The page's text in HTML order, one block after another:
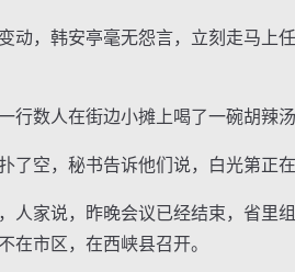
，韩安亭毫无怨言，立刻走马上任
数人在街边小摊上喝了一碗胡辣汤
空，秘书告诉他们说，白光第正在
家说，昨晚会议已经结束，省里组
在市区，在西峡县召开。